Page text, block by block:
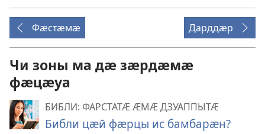
Фӕстӕмӕ Дарддӕр
Чи зоны ма дӕ зӕрдӕмӕ
фӕцӕуа
БИБЛИ: ФАРСТАТӔ ӔМӔ ДЗУАППЫТӔ
Библи цӕй фӕрцы ис бамбарӕн?